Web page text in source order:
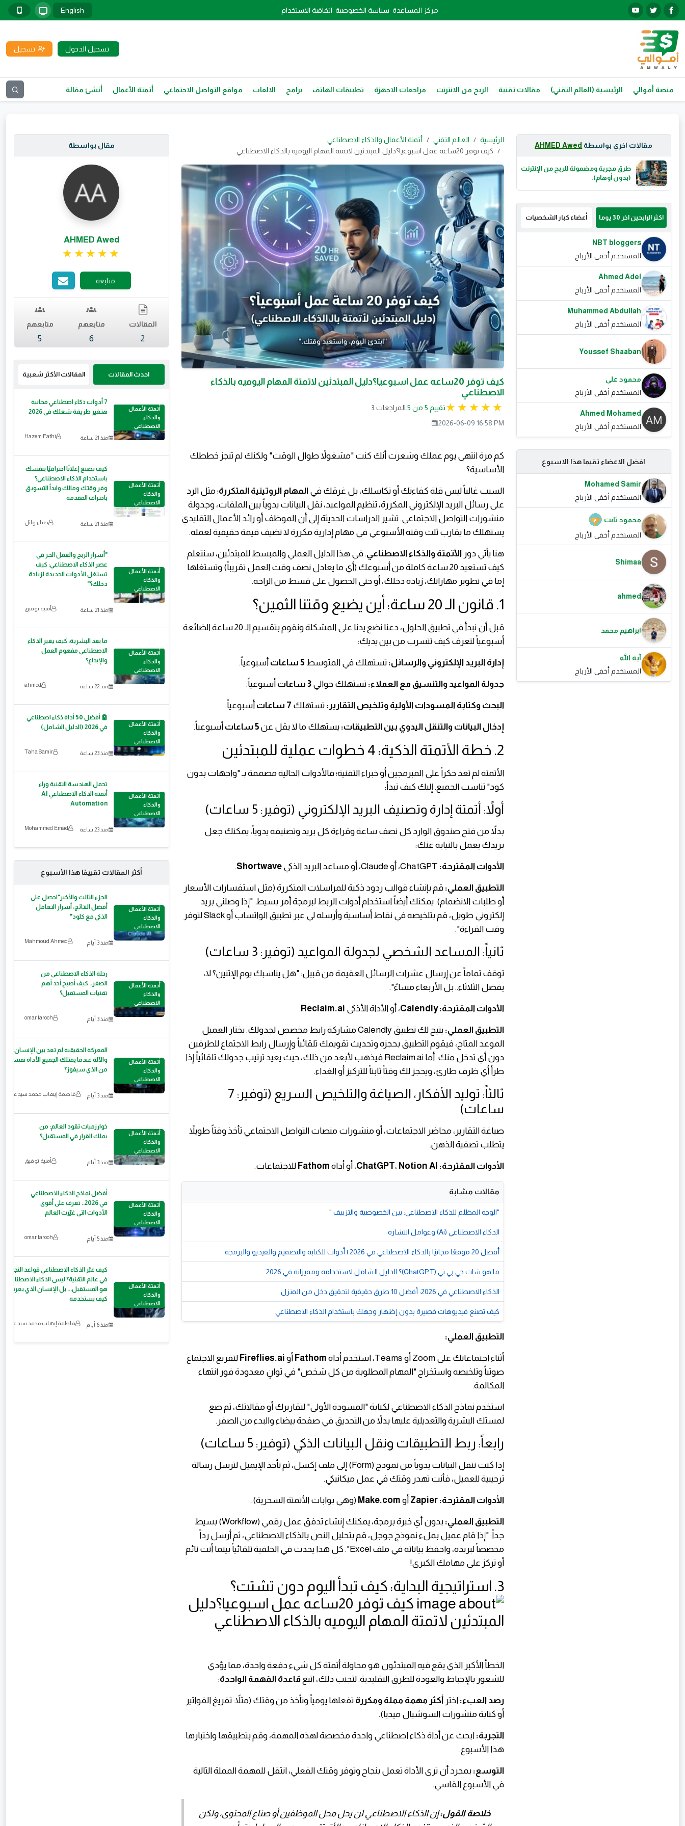
مركز المساعدة سياسة الخصوصية اتفاقية الاستخدام English
تسجيل الدخول تسجيل
منصة أموالي الرئيسية (العالم التقني) مقالات تقنية الربح من الانترنت مراجعات الاجهزة تطبيقات الهاتف برامج الالعاب مواقع التواصل الاجتماعي أتمتة الأعمال أنشئ مقالة
مقالات اخري بواسطة AHMED Awed
طرق مجربة ومضمونة للربح من الإنترنت
(بدون أوهام).
اكثر الرابحين اخر 30 يوما أعضاء كبار الشخصيات
NBT bloggers
المستخدم أخفى الأرباح
Ahmed Adel
المستخدم أخفى الأرباح
Muhammed Abdullah
المستخدم أخفى الأرباح
Youssef Shaaban
محمود علي
المستخدم أخفى الأرباح
Ahmed Mohamed
المستخدم أخفى الأرباح
افضل الاعضاء تقيما هذا الاسبوع
Mohamed Samir
المستخدم أخفى الأرباح
محمود ثابت
المستخدم أخفى الأرباح
Shimaa
ahmed
ابراهيم محمد
آية الله
المستخدم أخفى الأرباح
الرئيسية العالم التقني
أتمتة الأعمال والذكاء الاصطناعي
كيف توفر 20ساعه عمل اسبوعيا؟دليل المبتدئين لاتمتة المهام اليوميه بالذكاء الاصطناعي
كيف توفر 20ساعه عمل اسبوعيا؟دليل المبتدئين لاتمتة المهام اليوميه بالذكاء
الاصطناعي
تقييم 5 من 5.
3 المراجعات
2026-06-09 16:58 PM
كم مرة انتهى يوم عملك وشعرت أنك كنت "مشغولاً طوال الوقت" ولكنك لم تنجز خططك
الأساسية؟
السبب غالباً ليس قلة كفاءتك أو تكاسلك، بل غرقك فيالمهام الروتينية المتكررة؛ مثل الرد
على رسائل البريد الإلكتروني المكررة، تنظيم المواعيد، نقل البيانات يدوياً بين الملفات، وجدولة
منشورات التواصل الاجتماعي. تشير الدراسات الحديثة إلى أن الموظف أو رائد الأعمال التقليدي
يستهلك ما يقارب ثلث وقته الأسبوعي في مهام إدارية مكررة لا تضيف قيمة حقيقية لعمله.
هنا يأتي دورالأتمتة والذكاء الاصطناعي. في هذا الدليل العملي والمبسط للمبتدئين، سنتعلم
كيف تستعيد 20 ساعة كاملة من أسبوعك (أي ما يعادل نصف وقت العمل تقريباً) وتستغلها
إما في تطوير مهاراتك، زيادة دخلك، أو حتى الحصول على قسط من الراحة.
1. قانون الـ 20 ساعة: أين يضيع وقتنا الثمين؟
قبل أن نبدأ في تطبيق الحلول، دعنا نضع يدنا على المشكلة ونقوم بتقسيم الـ 20 ساعة الضائعة
أسبوعياً لتعرف كيف تتسرب من بين يديك:
إدارة البريد الإلكتروني والرسائل: تستهلك في المتوسط 5 ساعات أسبوعياً.
جدولة المواعيد والتنسيق مع العملاء: تستهلك حوالي3 ساعات أسبوعياً.
البحث وكتابة المسودات الأولية وتلخيص التقارير: تستهلك 7 ساعات أسبوعياً.
إدخال البيانات والتنقل اليدوي بين التطبيقات: يستهلك ما لا يقل عن 5 ساعات أسبوعياً.
2. خطة الأتمتة الذكية: 4 خطوات عملية للمبتدئين
الأتمتة لم تعد حكراً على المبرمجين أو خبراء التقنية؛ فالأدوات الحالية مصممة بـ "واجهات بدون
كود" تناسب الجميع. إليك كيف تبدأ:
أولاً: أتمتة إدارة وتصنيف البريد الإلكتروني (توفير: 5 ساعات)
بدلاً من فتح صندوق الوارد كل نصف ساعة وقراءة كل بريد وتصنيفه يدوياً، يمكنك جعل
بريدك يعمل بالنيابة عنك:
الأدوات المقترحة: Shortwave
.
التطبيق العملي: قم بإنشاء قوالب ردود ذكية للمراسلات المتكررة (مثل استفسارات الأسعار
أو طلبات الانضمام). يمكنك أيضاً استخدام أدوات الربط لبرمجة أمر بسيط: "إذا وصلني بريد
إلكتروني طويل، قم بتلخيصه في نقاط أساسية وأرسله لي عبر تطبيق الواتساب أو Slack لتوفر
وقت القراءة".
ثانياً: المساعد الشخصي لجدولة المواعيد (توفير: 3 ساعات)
توقف تماماً عن إرسال عشرات الرسائل العقيمة من قبيل: "هل يناسبك يوم الإثنين؟ لا،
يفضل الثلاثاء.. بل الأربعاء مساءً".
الأدوات المقترحة: Calendly، أو الأداة الأذكى Reclaim.ai
.
التطبيق العملي:
يتيح لك تطبيق Calendly مشاركة رابط مخصص لجدولك. يختار العميل
الموعد المتاح، فيقوم التطبيق بحجزه وتحديث تقويمك تلقائياً وإرسال رابط الاجتماع للطرفين
دون أي تدخل منك. أما Reclaim.ai فيذهب لأبعد من ذلك، حيث يعيد ترتيب جدولك تلقائياً إذا
طرأ أي ظرف طارئ، ويحجز لك وقتاً ثابتاً للتركيز أو الغداء.
ثالثاً: توليد الأفكار، الصياغة والتلخيص السريع (توفير: 7
ساعات)
صياغة التقارير، محاضر الاجتماعات، أو منشورات منصات التواصل الاجتماعي تأخذ وقتاً طويلاً
يتطلب تصفية الذهن.
الأدوات المقترحة: ChatGPT، Notion AI ، أو أداة Fathom للاجتماعات.
مقالات مشابة
"الوجه المظلم للذكاء الاصطناعي: بين الخصوصية والتزييف "
الذكاء الاصطناعي (Ai) وعوامل انتشاره
أفضل 20 موقعًا مجانيًا بالذكاء الاصطناعي في 2026 | أدوات للكتابة والتصميم والفيديو والبرمجة
ما هو شات جي بي تي (ChatGPT)؟ الدليل الشامل لاستخدامه ومميزاته في 2026
الذكاء الاصطناعي في 2026: أفضل 10 طرق حقيقية لتحقيق دخل من المنزل
كيف تصنع فيديوهات قصيرة بدون إظهار وجهك باستخدام الذكاء الاصطناعي
التطبيق العملي:
أثناء اجتماعاتك على Zoom أو Teams، استخدم أداة Fathom أو Fireflies.ai لتفريغ الاجتماع
صوتياً وتلخيصه واستخراج "المهام المطلوبة من كل شخص" في ثوانٍ معدودة فور انتهاء
المكالمة.
استخدم نماذج الذكاء الاصطناعي لكتابة "المسودة الأولى" لتقاريرك أو مقالاتك، ثم ضع
لمستك البشرية والتعديلية عليها بدلاً من التحديق في صفحة بيضاء والبدء من الصفر.
رابعاً: ربط التطبيقات ونقل البيانات الذكي (توفير: 5 ساعات)
إذا كنت تنقل البيانات يدوياً من نموذج (Form) إلى ملف إكسل، ثم تأخذ الإيميل لترسل رسالة
ترحيبية للعميل، فأنت تهدر وقتك في عمل ميكانيكي.
الأدوات المقترحة: Zapier أو Make.com (وهي بوابات الأتمتة السحرية).
التطبيق العملي:
بدون أي خبرة برمجة، يمكنك إنشاء تدفق عمل رقمي (Workflow) بسيط
جداً: "إذا قام عميل بملء نموذج جوجل، قم بتحليل النص بالذكاء الاصطناعي، ثم أرسل رداً
مخصصاً لبريده، واحفظ بياناته في ملف Excel". كل هذا يحدث في الخلفية تلقائياً بينما أنت نائم
أو تركز على مهامك الكبرى!
3. استراتيجية البداية: كيف تبدأ اليوم دون تشتت؟
الخطأ الأكبر الذي يقع فيه المبتدئون هو محاولة أتمتة كل شيء دفعة واحدة، مما يؤدي
للشعور بالإحباط والعودة للطرق التقليدية. لتجنب ذلك، اتبعقاعدة المَهمة الواحدة:
رصد العبء: اخترأكثر مهمة مملة ومكررة تفعلها يومياً وتأخذ من وقتك (مثلاً: تفريغ الفواتير
أو كتابة منشورات السوشيال ميديا).
التجربة: ابحث عن أداة ذكاء اصطناعي واحدة مخصصة لهذه المهمة، وقم بتطبيقها واختبارها
هذا الأسبوع.
التوسع: بمجرد أن ترى الأداة تعمل بنجاح وتوفر وقتك الفعلي، انتقل للمهمة المملة التالية
في الأسبوع القاسي.
خلاصة القول:إن الذكاء الاصطناعي لن يحل محل الموظفين أو صناع المحتوى، ولكن
مقال بواسطة
AHMED Awed
تقييم 5 من 5.
متابعة
المقالات
2
متابعهم
6
متابعهم
5
احدث المقالات المقالات الأكثر شعبية
أتمتة الأعمال
والذكاء
الاصطناعي
7 أدوات ذكاء اصطناعي مجانية
هتغير طريقة شغلك في 2026
منذ 21 ساعة Hazem Fathi
أتمتة الأعمال
والذكاء
الاصطناعي
كيف تصنع إعلانًا احترافيًا بنفسك
باستخدام الذكاء الاصطناعي؟
وفر وقتك ومالك وابدأ التسويق
باحتراف المقدمة
منذ 21 ساعة ضياء وائل
أتمتة الأعمال
والذكاء
الاصطناعي
"أسرار الربح والعمل الحر في
عصر الذكاء الاصطناعي: كيف
تستغل الأدوات الجديدة لزيادة
دخلك؟"
منذ 21 ساعة أمنية توفيق
أتمتة الأعمال
والذكاء
الاصطناعي
ما بعد البشرية: كيف يغير الذكاء
الاصطناعي مفهوم العمل
والإبداع؟
منذ 22 ساعة ahmed
أتمتة الأعمال
والذكاء
الاصطناعي
🤖 أفضل 50 أداة ذكاء اصطناعي
في 2026 (الدليل الشامل)
منذ 23 ساعة Taha Samir
أتمتة الأعمال
والذكاء
الاصطناعي
تحمل الهندسة التقنية وراء
أتمتة الذكاء الاصطناعي AI
Automation
منذ 23 ساعة Mohammed Emad
أكثر المقالات تقييمًا هذا الأسبوع
أتمتة الأعمال
والذكاء
الاصطناعي
الجزء الثالث والأخير"احصل على
أفضل النتائج: أسرار التعامل
الذكي مع كلود"
منذ 3 أيام Mahmoud Ahmed
أتمتة الأعمال
والذكاء
الاصطناعي
رحلة الذكاء الاصطناعي من
الصفر.. كيف أصبح أحد أهم
تقنيات المستقبل؟
منذ 3 أيام omar farooh
أتمتة الأعمال
والذكاء
الاصطناعي
المعركة الحقيقية لم تعد بين الإنسان
والآلة عندما يمتلك الجميع الأداة نفسها
من الذي سيفوز؟
منذ 3 أيام فاطمة إيهاب محمد سيد عمر
أتمتة الأعمال
والذكاء
الاصطناعي
خوارزميات تقود العالم: من
يملك القرار في المستقبل؟
منذ 3 أيام أمنية توفيق
أتمتة الأعمال
والذكاء
الاصطناعي
أفضل نماذج الذكاء الاصطناعي
في 2026.. تعرف على أقوى
الأدوات التي غيّرت العالم
منذ 5 أيام omar farooh
أتمتة الأعمال
والذكاء
الاصطناعي
كيف غيّر الذكاء الاصطناعي قواعد النجاح
في عالم التقنية؟ ليس الذكاء الاصطناعي
هو المستقبل... بل الإنسان الذي يعرف
كيف يستخدمه
منذ 6 أيام فاطمة إيهاب محمد سيد عمر